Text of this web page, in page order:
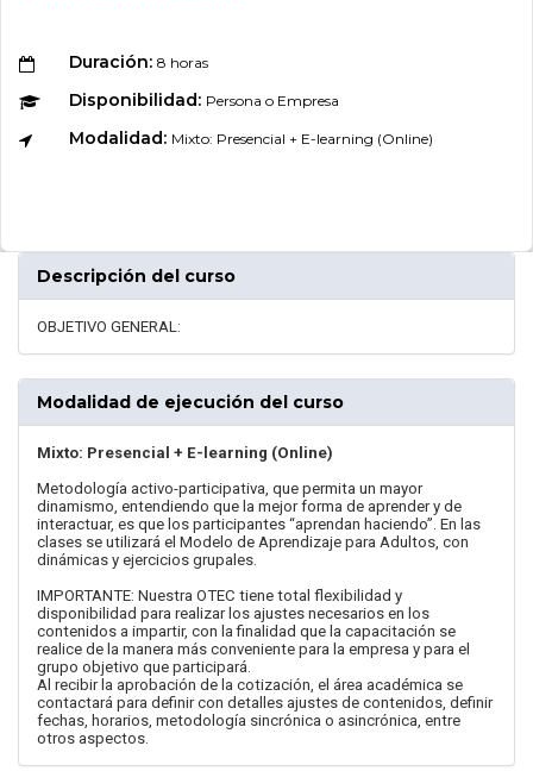
Duración: 8 horas
Disponibilidad: Persona o Empresa
Modalidad: Mixto: Presencial + E-learning (Online)
Descripción del curso
OBJETIVO GENERAL:
Modalidad de ejecución del curso
Mixto: Presencial + E-learning (Online)
Metodología activo-participativa, que permita un mayor
dinamismo, entendiendo que la mejor forma de aprender y de
interactuar, es que los participantes “aprendan haciendo”. En las
clases se utilizará el Modelo de Aprendizaje para Adultos, con
dinámicas y ejercicios grupales.
IMPORTANTE: Nuestra OTEC tiene total flexibilidad y
disponibilidad para realizar los ajustes necesarios en los
contenidos a impartir, con la finalidad que la capacitación se
realice de la manera más conveniente para la empresa y para el
grupo objetivo que participará.
Al recibir la aprobación de la cotización, el área académica se
contactará para definir con detalles ajustes de contenidos, definir
fechas, horarios, metodología sincrónica o asincrónica, entre
otros aspectos.